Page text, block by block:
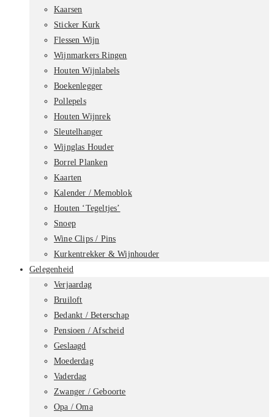
Kaarsen
Sticker Kurk
Flessen Wijn
Wijnmarkers Ringen
Houten Wijnlabels
Boekenlegger
Pollepels
Houten Wijnrek
Sleutelhanger
Wijnglas Houder
Borrel Planken
Kaarten
Kalender / Memoblok
Houten ‘Tegeltjes’
Snoep
Wine Clips / Pins
Kurkentrekker & Wijnhouder
Gelegenheid
Verjaardag
Bruiloft
Bedankt / Beterschap
Pensioen / Afscheid
Geslaagd
Moederdag
Vaderdag
Zwanger / Geboorte
Opa / Oma